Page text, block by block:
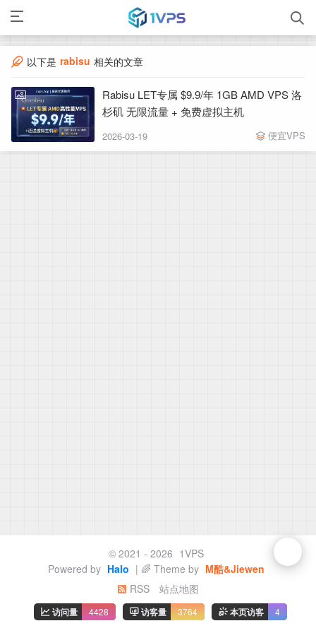
以下是 rabisu 相关的文章
Rabisu LET专属 $9.9/年 1GB AMD VPS 洛
杉矶 无限流量 + 免费虚拟主机
2026-03-19 便宜VPS
© 2021 - 2026 1VPS
Powered by Halo | 🌈 Theme by M酷&Jiewen
RSS
站点地图
访问量 4428 访客量 3764 本页访客 4